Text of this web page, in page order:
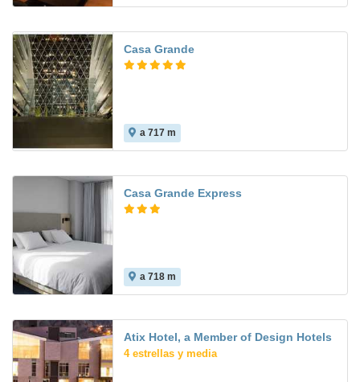
Casa Grande
a 717 m
Casa Grande Express
a 718 m
Atix Hotel, a Member of Design Hotels
4 estrellas y media